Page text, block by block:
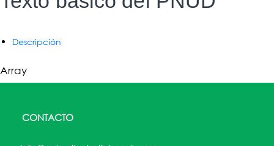
Descripción
Array
CONTACTO